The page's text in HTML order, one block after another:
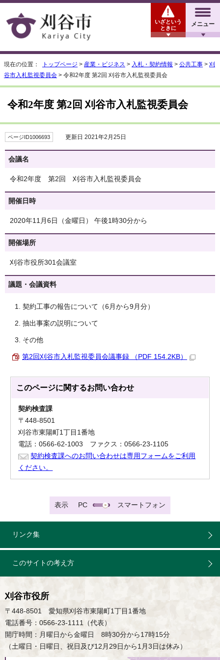
メニュー
いざという
ときに
現在の位置： トップページ > 産業・ビジネス > 入札・契約情報 > 公共工事 > 刈
谷市入札監視委員会 > 令和2年度 第2回 刈谷市入札監視委員会
令和2年度 第2回 刈谷市入札監視委員会
ページID1006693 更新日 2021年2月25日
会議名
令和2年度 第2回 刈谷市入札監視委員会
開催日時
2020年11月6日（金曜日） 午後1時30分から
開催場所
刈谷市役所301会議室
議題・会議資料
契約工事の報告について（6月から9月分）
抽出事案の説明について
その他
第2回刈谷市入札監視委員会議事録 （PDF 154.2KB）
このページに関するお問い合わせ
契約検査課
〒448-8501
刈谷市東陽町1丁目1番地
電話：0566-62-1003 ファクス：0566-23-1105
契約検査課へのお問い合わせは専用フォームをご利用
ください。
表示 PC スマートフォン
リンク集
このサイトの考え方
刈谷市役所
〒448-8501 愛知県刈谷市東陽町1丁目1番地
電話番号：0566-23-1111（代表）
開庁時間：月曜日から金曜日 8時30分から17時15分
（土曜日・日曜日、祝日及び12月29日から1月3日は休み）